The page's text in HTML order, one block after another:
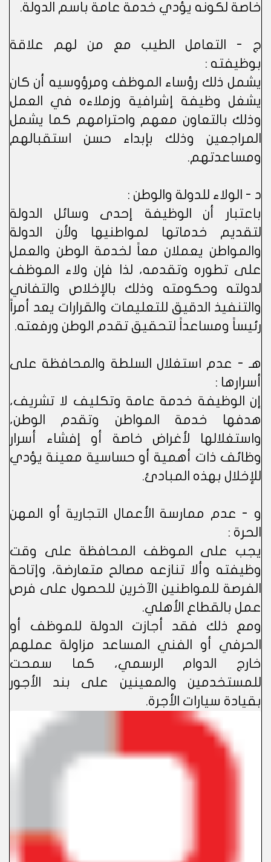
خاصة لكونه يؤدي خدمة عامة باسم الدولة.
ج - التعامل الطيب مع من لهم علاقة
بوظيفته :
يشمل ذلك رؤساء الموظف ومرؤوسيه أن كان
يشغل وظيفة إشرافية وزملاءه في العمل
وذلك بالتعاون معهم واحترامهم كما يشمل
المراجعين وذلك بإبداء حسن استقبالهم
ومساعدتهم.
د - الولاء للدولة والوطن :
باعتبار أن الوظيفة إحدى وسائل الدولة
لتقديم خدماتها لمواطنيها ولأن الدولة
والمواطن يعملان معاً لخدمة الوطن والعمل
على تطوره وتقدمه، لذا فإن ولاء الموظف
لدولته وحكومته وذلك بالإخلاص والتفاني
والتنفيذ الدقيق للتعليمات والقرارات يعد أمراً
رئيساً ومساعداً لتحقيق تقدم الوطن ورفعته.
هـ - عدم استغلال السلطة والمحافظة على
أسرارها :
إن الوظيفة خدمة عامة وتكليف لا تشريف،
هدفها خدمة المواطن وتقدم الوطن،
واستغلالها لأغراض خاصة أو إفشاء أسرار
وظائف ذات أهمية أو حساسية معينة يؤدي
للإخلال بهذه المبادئ.
و - عدم ممارسة الأعمال التجارية أو المهن
الحرة :
يجب على الموظف المحافظة على وقت
وظيفته وألا تنازعه مصالح متعارضة، وإتاحة
الفرصة للمواطنين الآخرين للحصول على فرص
عمل بالقطاع الأهلي.
ومع ذلك فقد أجازت الدولة للموظف أو
الحرفي أو الفني المساعد مزاولة عملهم
خارج الدوام الرسمي، كما سمحت
للمستخدمين والمعينين على بند الأجور
بقيادة سيارات الأجرة.